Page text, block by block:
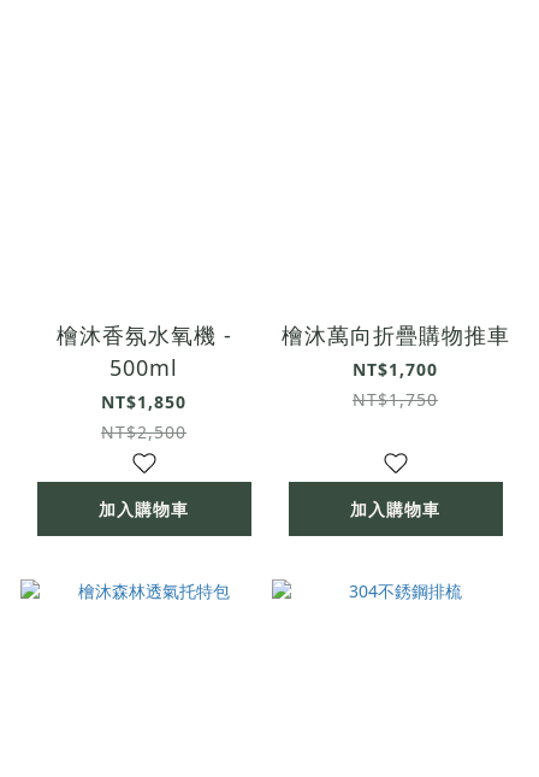
檜沐香氛水氧機 -
500ml
NT$1,850
NT$2,500
加入購物車
檜沐萬向折疊購物推車
NT$1,700
NT$1,750
加入購物車